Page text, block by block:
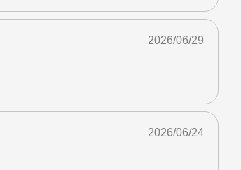
2026/06/29
2026/06/24